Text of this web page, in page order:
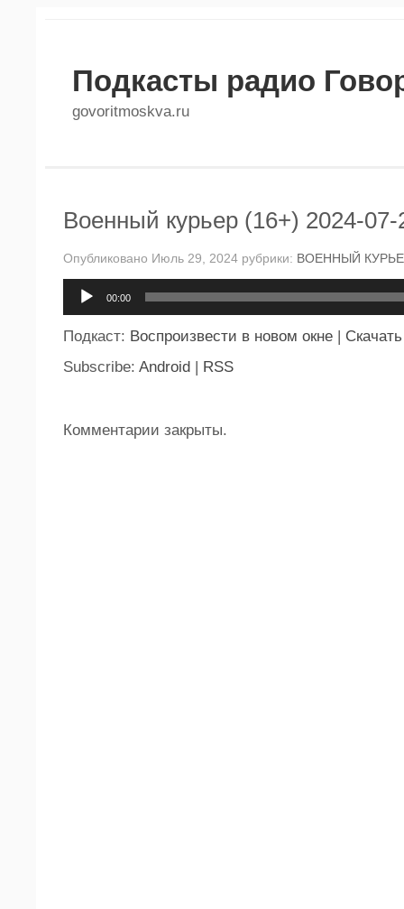
Подкасты радио
govoritmoskva.ru
Военный курьер (16+) 2024-07-
Опубликовано Июль 29, 2024 рубрики: ВОЕННЫЙ
00:00
Подкаст: Воспроизвести в новом окне | Скачать
Subscribe: Android | RSS
Комментарии закрыты.